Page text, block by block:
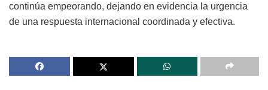
continúa empeorando, dejando en evidencia la urgencia
de una respuesta internacional coordinada y efectiva.